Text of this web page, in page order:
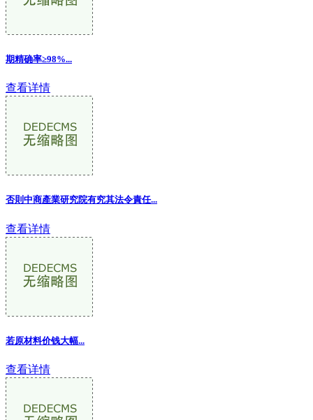
期精确率≥98%...
查看详情
否則中商產業研究院有究其法令責任...
查看详情
若原材料价钱大幅...
查看详情